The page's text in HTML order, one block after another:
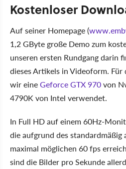
Kostenloser
Auf seiner Homepage (
1,2 GByte große Demo zum
unseren ersten Rundgang darin
dieses Artikels in Videoform. Für
wir eineGeforce GTX 970von
4790K von Intel verwendet.
In Full HD auf einem 60Hz-
die aufgrund des standardmäßig
maximal möglichen 60 fps
sind die Bilder pro Sekunde